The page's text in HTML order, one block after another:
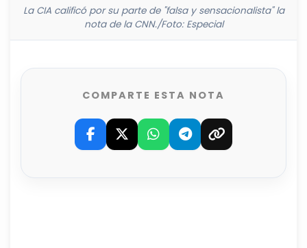
La CIA calificó por su parte de "falsa y sensacionalista" la
nota de la CNN./Foto: Especial
COMPARTE ESTA NOTA